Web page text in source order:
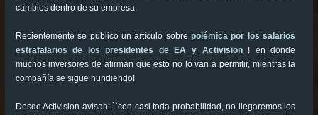
cambios dentro de su empresa.
Recientemente se publicó un artículo sobrepolémica por los salarios
estrafalarios de los presidentes de EA y Activision ! en donde
muchos inversores de afirman que esto no lo van a permitir, mientras la
compañía se sigue hundiendo!
Desde Activision avisan: ``con casi toda probabilidad, no llegaremos los